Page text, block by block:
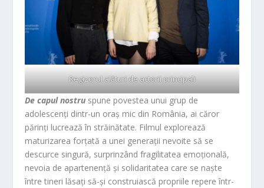
Regizorul alături de actorii principali
De capul nostru spune povestea unui grup de
adolescenți dintr-un oraș mic din România, ai căror
părinți lucrează în străinătate. Filmul explorează
maturizarea forțată a unei generații nevoite să se
descurce singură, surprinzând fragilitatea emoțională,
nevoia de apartenență și solidaritatea care se naște
între tineri lăsați să-și construiască propriile repere într-